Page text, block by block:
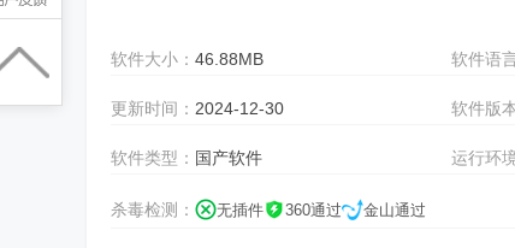
软件大小： 46.88MB 软件语
更新时间： 2024-12-30 软件版
软件类型： 国产软件 运行环
杀毒检测： 无插件 360通过 金山通过